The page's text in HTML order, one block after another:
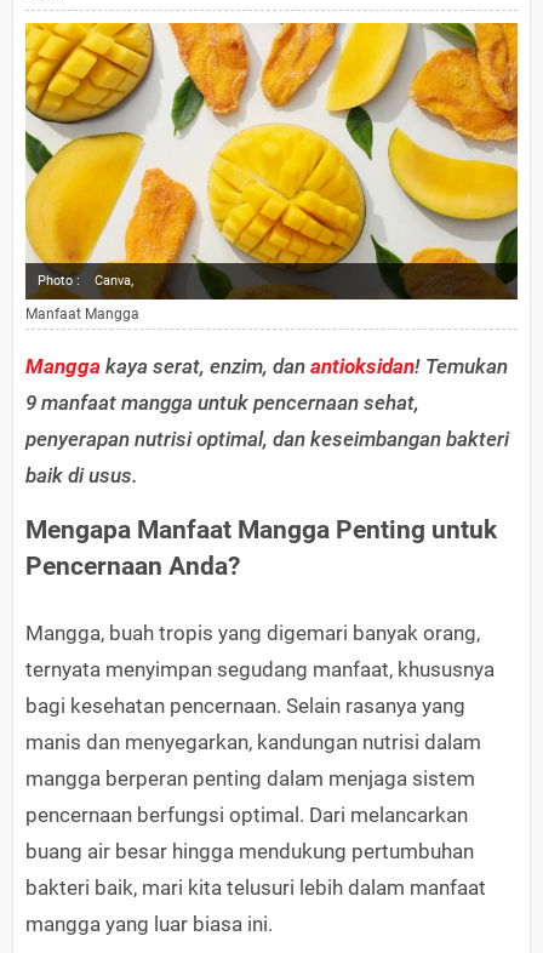
Photo : Canva,
Manfaat Mangga
Mangga kaya serat, enzim, dan antioksidan! Temukan
9 manfaat mangga untuk pencernaan sehat,
penyerapan nutrisi optimal, dan keseimbangan bakteri
baik di usus.
Mengapa Manfaat Mangga Penting untuk
Pencernaan Anda?
Mangga, buah tropis yang digemari banyak orang,
ternyata menyimpan segudang manfaat, khususnya
bagi kesehatan pencernaan. Selain rasanya yang
manis dan menyegarkan, kandungan nutrisi dalam
mangga berperan penting dalam menjaga sistem
pencernaan berfungsi optimal. Dari melancarkan
buang air besar hingga mendukung pertumbuhan
bakteri baik, mari kita telusuri lebih dalam manfaat
mangga yang luar biasa ini.